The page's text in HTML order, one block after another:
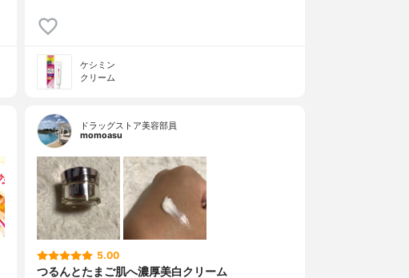
ケシミン
クリーム
ドラッグストア美容部員
momoasu
5.00
つるんとたまご肌へ濃厚美白クリーム